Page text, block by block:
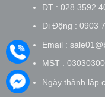
ĐT : 028 3592
Di Động : 0903
Email :
MST :
Ngày thành lập